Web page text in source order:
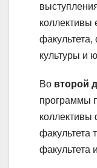
коллективы
факультета,
культуры и
Во второй
программы
коллективы
факультета
факультета